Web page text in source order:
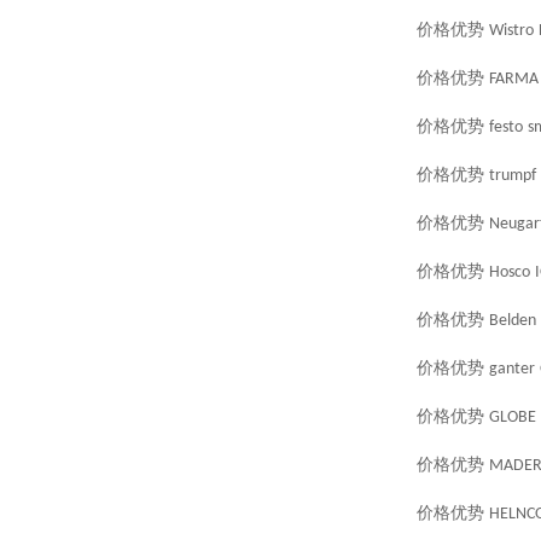
价格优势 Wistro
价格优势 FARMA
价格优势 festo
价格优势 trumpf
价格优势
价格优势 Hosco
价格优势 Belden
价格优势 ganter
价格优势 GLOBE
价格优势 MADER
价格优势